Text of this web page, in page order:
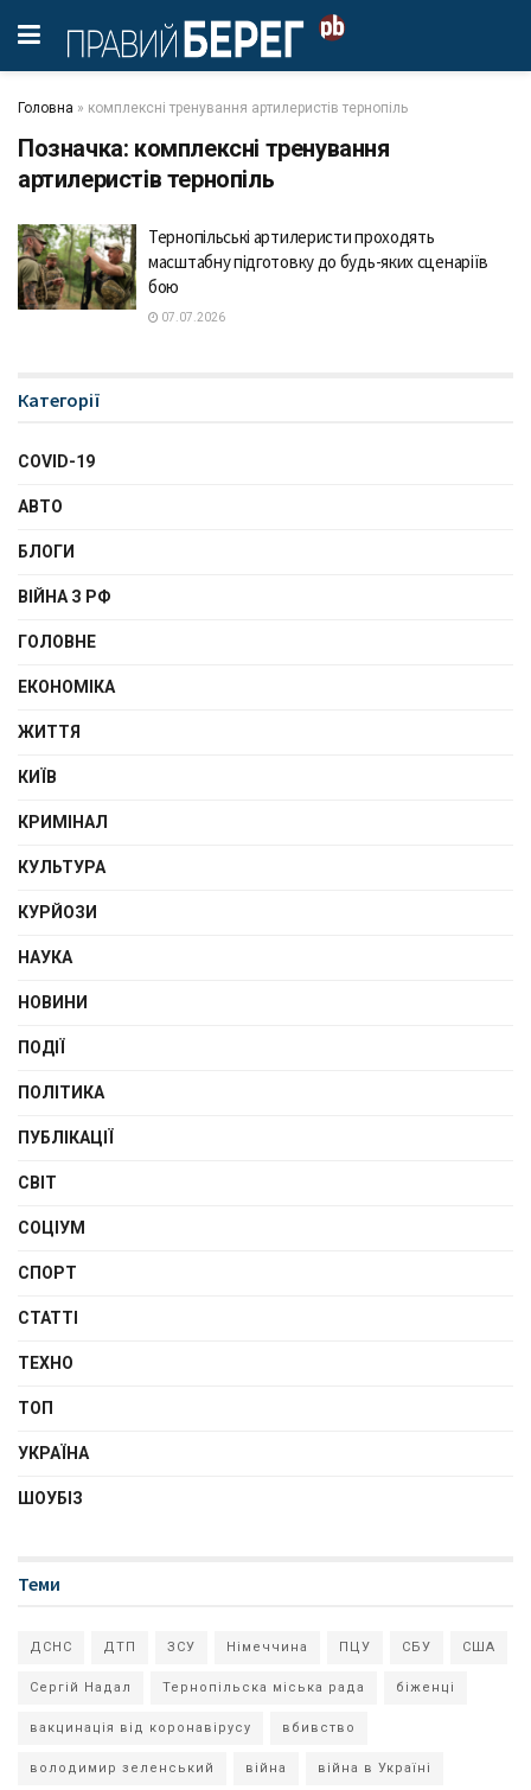
Головна » комплексні тренування артилеристів тернопіль
Позначка: комплексні тренування
артилеристів тернопіль
Тернопільські артилеристи проходять
масштабну підготовку до будь-яких сценаріїв
бою
07.07.2026
Категорії
COVID-19
АВТО
БЛОГИ
ВІЙНА З РФ
ГОЛОВНЕ
ЕКОНОМІКА
ЖИТТЯ
КИЇВ
КРИМІНАЛ
КУЛЬТУРА
КУРЙОЗИ
НАУКА
НОВИНИ
ПОДІЇ
ПОЛІТИКА
ПУБЛІКАЦІЇ
СВІТ
СОЦІУМ
СПОРТ
СТАТТІ
ТЕХНО
ТОП
УКРАЇНА
ШОУБІЗ
Теми
ДСНС ДТП ЗСУ Німеччина ПЦУ СБУ США
Сергій Надал Тернопільска міська рада біженці
вакцинація від коронавірусу вбивство
володимир зеленський війна війна в Україні